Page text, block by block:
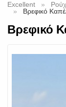
Excellent
Βρεφικό
Βρεφικό